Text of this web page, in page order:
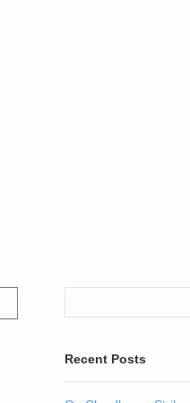
Recent Posts